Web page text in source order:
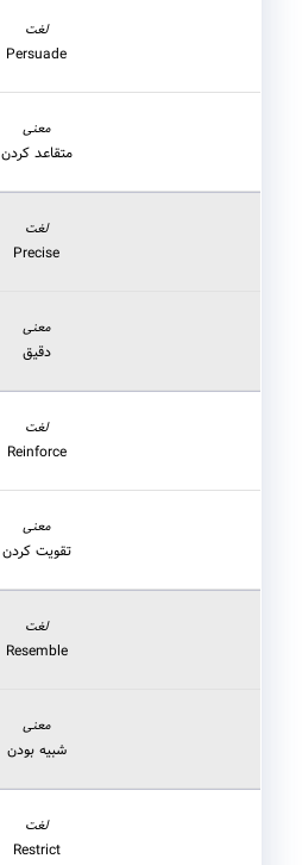
Persuade
متقاعد کردن
Precise
دقیق
Reinforce
تقویت کردن
Resemble
شبیه بودن
Restrict